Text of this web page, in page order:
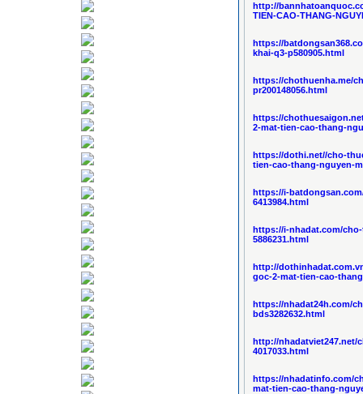
http://
TIEN-CAO-THANG-
https://
khai-q3-p580905.html
https://chothuenha.me/
pr200148056.html
https://
2-mat-tien-cao-thang-
https://dothi.net//cho-
tien-cao-thang-nguyen-
https://i-
6413984.html
https://i-nhadat.com/
5886231.html
http://
goc-2-mat-tien-cao-
https://nhadat24h.com/
bds3282632.html
http://nhadatviet247.net/
4017033.html
https://nhadatinfo.com/
mat-tien-cao-thang-